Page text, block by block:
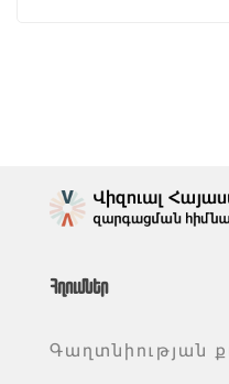
Հղումներ
Գաղտնիության